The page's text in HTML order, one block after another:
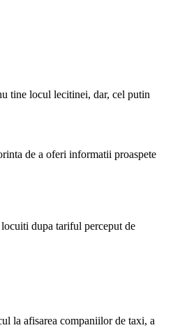
tine locul lecitinei, dar, cel putin
de a oferi informatii proaspete
dupa tariful perceput de
la afisarea companiilor de taxi, a